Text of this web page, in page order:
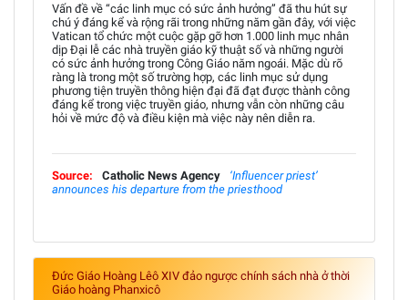
Vấn đề về “các linh mục có sức ảnh hưởng” đã thu hút sự
chú ý đáng kể và rộng rãi trong những năm gần đây, với việc
Vatican tổ chức một cuộc gặp gỡ hơn 1.000 linh mục nhân
dịp Đại lễ các nhà truyền giáo kỹ thuật số và những người
có sức ảnh hưởng trong Công Giáo năm ngoái. Mặc dù rõ
ràng là trong một số trường hợp, các linh mục sử dụng
phương tiện truyền thông hiện đại đã đạt được thành công
đáng kể trong việc truyền giáo, nhưng vẫn còn những câu
hỏi về mức độ và điều kiện mà việc này nên diễn ra.
Source: Catholic News Agency
‘Influencer priest’
announces his departure from the priesthood
Đức Giáo Hoàng Lêô XIV đảo ngược chính sách nhà ở thời
Giáo hoàng Phanxicô